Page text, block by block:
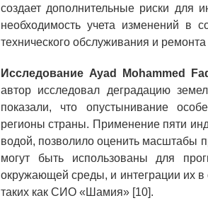
создает дополнительные риски
необходимость учета изменений в
технического обслуживания и ремонта
Исследование Ayad Mohammed
автор исследовал деградацию
показали, что опустынивание
регионы страны. Применение пяти
водой, позволило оценить масштабы
могут быть использованы для
окружающей среды, и интеграции их
таких как СИО «Шамия» [10].